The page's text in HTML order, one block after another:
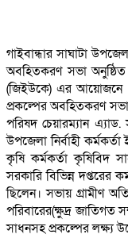
গাইবান্ধার সাঘাটা
অবহিতকরণ সভা অনুষ্ঠিত
(জিইউকে) এর আয়োজনে
প্রকল্পের অবহিতকরণ
পরিষদ চেয়ারম্যান
উপজেলা নির্বাহী
কৃষি কর্মকর্তা কৃষিবিদ
সরকারি বিভিন্ন দপ্তরের
ছিলেন। সভায় গ্রামীণ
পরিবারের(ক্ষুদ্র জাতিগত
সাধনসহ প্রকল্পের লক্ষ্য